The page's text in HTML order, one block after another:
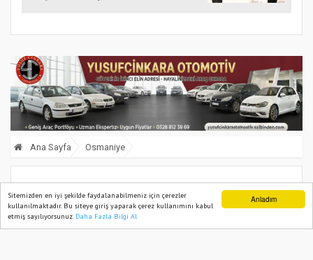
Anladım
Sitemizden en iyi şekilde faydalanabilmeniz için çerezler
kullanılmaktadır. Bu siteye giriş yaparak çerez kullanımını kabul
etmiş sayılıyorsunuz. Daha Fazla Bilgi Al
Ana Sayfa Osmaniye
Valilikten Sağanak Yağış Uyarısı
23 May, 2026, Saturday 17:33
Ana Sayfa Web TV